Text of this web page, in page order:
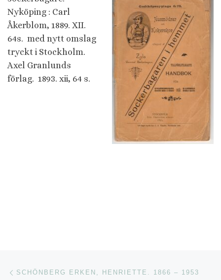
Nyköping : Carl
Åkerblom, 1889. XII.
64s. med nytt omslag
tryckt i Stockholm.
Axel Granlunds
förlag. 1893. xii, 64 s.
Inläggsnavigering
SCHÖNBERG ERKEN, HENRIETTE. 1866 – 1953